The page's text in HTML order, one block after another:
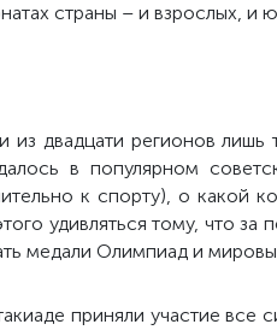
страны – и взрослых, и
из двадцати регионов лишь
в популярном
к спорту), о какой
удивляться тому, что
медали Олимпиад и
приняли участие все